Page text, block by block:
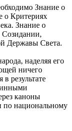
Знание о
о Критериях
Знание о
Державы Света.
наделяя его
ничего
результате
каноны
по национальному